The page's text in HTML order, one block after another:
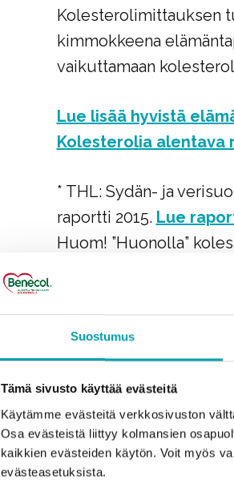
Suostumus
Tämä sivusto käyttää evästeitä
Käytämme evästeitä verkkosivuston
Osa evästeistä liittyy kolmansien
kaikkien evästeiden käytön. Voit myös
evästeasetuksista.
Kolesterolimittauksen
kimmokkeena
vaikuttamaan
Lue lisää hyvistä
Kolesterolia alentava
* THL: Sydän- ja
raportti 2015. Lue
Huom! ”Huonolla”
Kolesteroli
Syön
Mitä